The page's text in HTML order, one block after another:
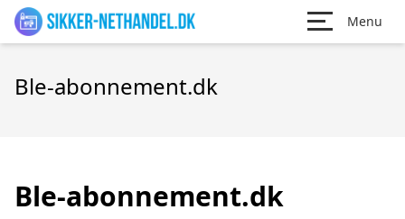
Menu
Ble-abonnement.dk
Ble-abonnement.dk